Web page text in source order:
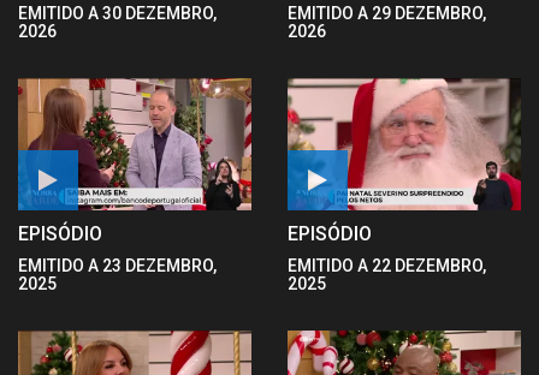
EMITIDO A 30 DEZEMBRO,
2026
EMITIDO A 29 DEZEMBRO,
2026
EPISÓDIO
EMITIDO A 23 DEZEMBRO,
2025
EPISÓDIO
EMITIDO A 22 DEZEMBRO,
2025